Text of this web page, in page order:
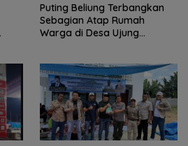
Puting Beliung Terbangkan
Sebagian Atap Rumah
Warga di Desa Ujung
Bantuan